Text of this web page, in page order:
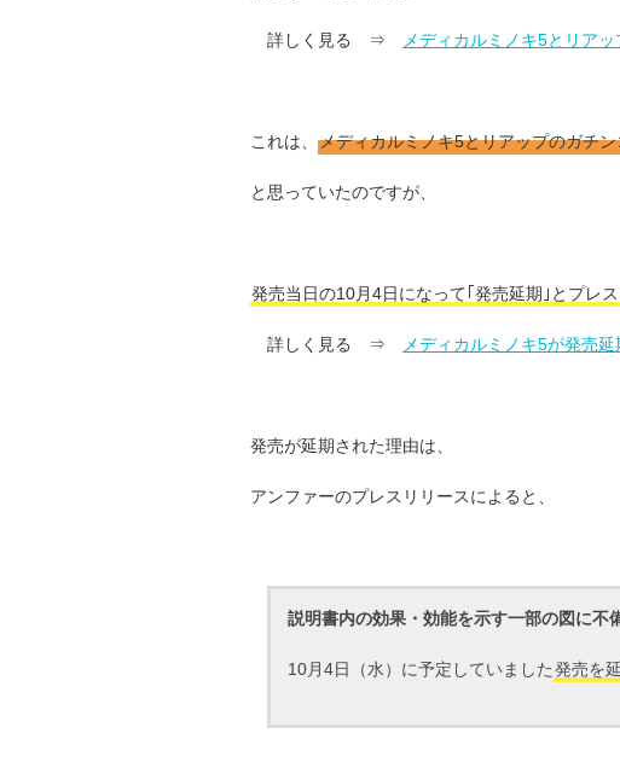
詳しく見る ⇒ メディカルミノキ5とリア
これは、 メディカルミノキ5とリアップのガチ
と思っていたのですが、
発売当日の10月4日になって｢発売延期｣とプレ
詳しく見る ⇒ メディカルミノキ5が発売延
発売が延期された理由は、
アンファーのプレスリリースによると、
説明書内の効果・効能を示す一部の図に不
10月4日（水）に予定していました発売を